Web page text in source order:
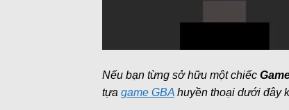
Nếu bạn từng sở hữu một chiếc
tựa game GBA huyền thoại dưới đây